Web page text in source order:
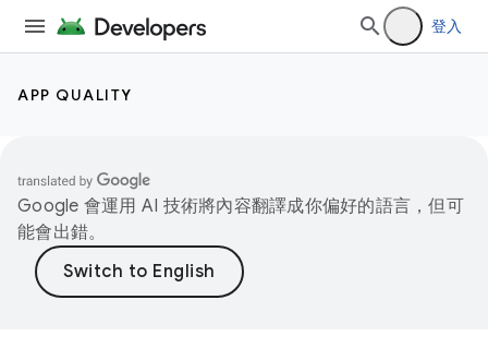
登入
APP QUALITY
Google 會運用 AI 技術將內容翻譯成你偏好的語言，但可
能會出錯。